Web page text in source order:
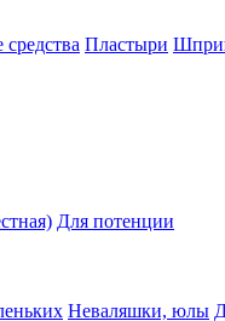
Пластыри
Для потенции
Неваляшки, юлы